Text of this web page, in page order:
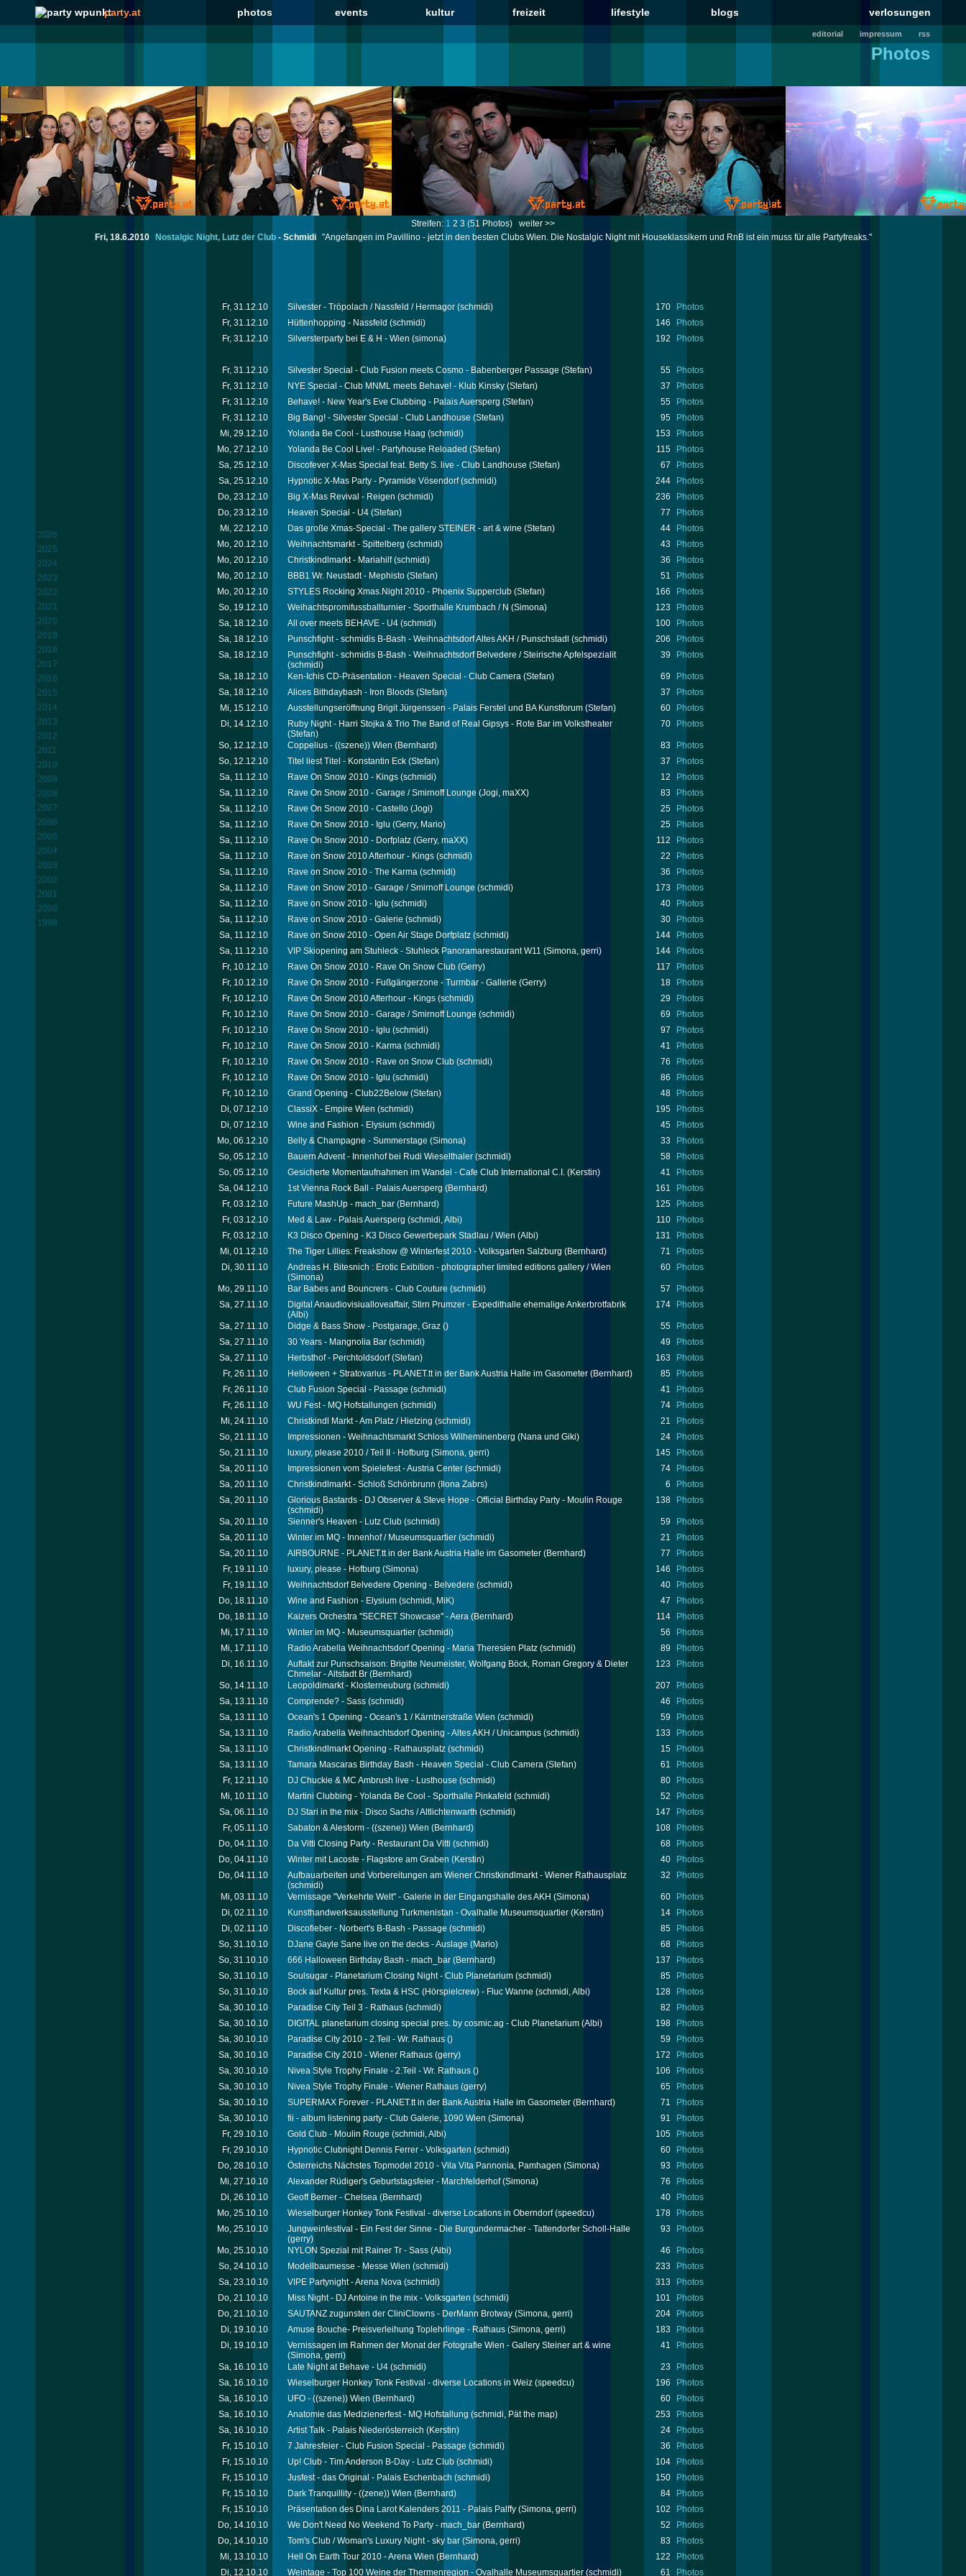
party.at photos events kultur freizeit lifestyle blogs verlosungen
editorial impressum rss
Photos
Streifen: 1 2 3 (51 Photos) weiter >>
Fri, 18.6.2010
Nostalgic Night, Lutz der Club - Schmidi "Angefangen im Pavillino - jetzt in den besten Clubs Wien. Die Nostalgic Night mit Houseklassikern und RnB ist ein muss für alle Partyfreaks."
2026
2025
2024
2023
2022
2021
2020
2019
2018
2017
2016
2015
2014
2013
2012
2011
2010
2009
2008
2007
2006
2005
2004
2003
2002
2001
2000
1998
Fr, 31.12.10 Silvester - Tröpolach / Nassfeld / Hermagor (schmidi) 170
Photos
Fr, 31.12.10
Hüttenhopping - Nassfeld (schmidi) 146
Photos
Fr, 31.12.10
Silversterparty bei E & H - Wien (simona) 192 Photos
Fr, 31.12.10 Silvester Special - Club Fusion meets Cosmo - Babenberger Passage (Stefan) 55
Photos
Fr, 31.12.10
NYE Special - Club MNML meets Behave! - Klub Kinsky (Stefan) 37
Photos
Fr, 31.12.10
Behave! - New Year's Eve Clubbing - Palais Auersperg (Stefan) 55
Photos
Fr, 31.12.10
Big Bang! - Silvester Special - Club Landhouse (Stefan) 95
Photos
Mi, 29.12.10
Yolanda Be Cool - Lusthouse Haag (schmidi) 153
Photos
Mo, 27.12.10
Yolanda Be Cool Live! - Partyhouse Reloaded (Stefan) 115
Photos
Sa, 25.12.10
Discofever X-Mas Special feat. Betty S. live - Club Landhouse (Stefan) 67
Photos
Sa, 25.12.10
Hypnotic X-Mas Party - Pyramide Vösendorf(schmidi) 244
Photos
Do, 23.12.10
Big X-Mas Revival - Reigen (schmidi) 236
Photos
Do, 23.12.10
Heaven Special - U4 (Stefan) 77
Photos
Mi, 22.12.10
Das große Xmas-Special - The gallery STEINER - art & wine (Stefan) 44
Photos
Mo, 20.12.10
Weihnachtsmarkt - Spittelberg (schmidi) 43
Photos
Mo, 20.12.10
Christkindlmarkt - Mariahilf(schmidi) 36
Photos
Mo, 20.12.10
BBB1 Wr. Neustadt - Mephisto (Stefan) 51
Photos
Mo, 20.12.10
STYLES Rocking Xmas.Night 2010 - Phoenix Supperclub (Stefan) 166
Photos
So, 19.12.10
Weihachtspromifussballturnier - Sporthalle Krumbach / N (Simona) 123
Photos
Sa, 18.12.10
All over meets BEHAVE - U4 (schmidi) 100
Photos
Sa, 18.12.10
Punschfight - schmidis B-Bash - Weihnachtsdorf Altes AKH / Punschstadl (schmidi) 206
Photos
Sa, 18.12.10
Punschfight - schmidis B-Bash - Weihnachtsdorf Belvedere / Steirische Apfelspezialit
(schmidi)
39 Photos
Sa, 18.12.10 Ken-Ichis CD-Präsentation - Heaven Special - Club Camera (Stefan) 69
Photos
Sa, 18.12.10
Alices Bithdaybash - Iron Bloods (Stefan) 37
Photos
Mi, 15.12.10
Ausstellungseröffnung Brigit Jürgenssen - Palais Ferstel und BA Kunstforum (Stefan) 60
Photos
Di, 14.12.10
Ruby Night - Harri Stojka & Trio The Band of Real Gipsys - Rote Bar im Volkstheater
(Stefan)
70 Photos
So, 12.12.10 Coppelius - ((szene)) Wien (Bernhard) 83
Photos
So, 12.12.10
Titel liest Titel - Konstantin Eck (Stefan) 37
Photos
Sa, 11.12.10
Rave On Snow 2010 - Kings (schmidi) 12
Photos
Sa, 11.12.10
Rave On Snow 2010 - Garage / Smirnoff Lounge (Jogi, maXX) 83
Photos
Sa, 11.12.10
Rave On Snow 2010 - Castello (Jogi) 25
Photos
Sa, 11.12.10
Rave On Snow 2010 - Iglu (Gerry, Mario) 25
Photos
Sa, 11.12.10
Rave On Snow 2010 - Dorfplatz (Gerry, maXX) 112
Photos
Sa, 11.12.10
Rave on Snow 2010 Afterhour - Kings (schmidi) 22
Photos
Sa, 11.12.10
Rave on Snow 2010 - The Karma (schmidi) 36
Photos
Sa, 11.12.10
Rave on Snow 2010 - Garage / Smirnoff Lounge (schmidi) 173
Photos
Sa, 11.12.10
Rave on Snow 2010 - Iglu (schmidi) 40
Photos
Sa, 11.12.10
Rave on Snow 2010 - Galerie (schmidi) 30
Photos
Sa, 11.12.10
Rave on Snow 2010 - Open Air Stage Dorfplatz (schmidi) 144
Photos
Sa, 11.12.10
VIP Skiopening am Stuhleck - Stuhleck Panoramarestaurant W11 (Simona, gerri) 144
Photos
Fr, 10.12.10
Rave On Snow 2010 - Rave On Snow Club (Gerry) 117
Photos
Fr, 10.12.10
Rave On Snow 2010 - Fußgängerzone - Turmbar - Gallerie (Gerry) 18
Photos
Fr, 10.12.10
Rave On Snow 2010 Afterhour - Kings (schmidi) 29
Photos
Fr, 10.12.10
Rave On Snow 2010 - Garage / Smirnoff Lounge (schmidi) 69
Photos
Fr, 10.12.10
Rave On Snow 2010 - Iglu (schmidi) 97
Photos
Fr, 10.12.10
Rave On Snow 2010 - Karma (schmidi) 41
Photos
Fr, 10.12.10
Rave On Snow 2010 - Rave on Snow Club (schmidi) 76
Photos
Fr, 10.12.10
Rave On Snow 2010 - Iglu (schmidi) 86
Photos
Fr, 10.12.10
Grand Opening - Club22Below (Stefan) 48
Photos
Di, 07.12.10
ClassiX - Empire Wien (schmidi) 195
Photos
Di, 07.12.10
Wine and Fashion - Elysium (schmidi) 45
Photos
Mo, 06.12.10
Belly & Champagne - Summerstage (Simona) 33
Photos
So, 05.12.10
Bauern Advent - Innenhof bei Rudi Wieselthaler (schmidi) 58
Photos
So, 05.12.10
Gesicherte Momentaufnahmen im Wandel - Cafe Club International C.I. (Kerstin) 41
Photos
Sa, 04.12.10
1st Vienna Rock Ball - Palais Auersperg (Bernhard) 161
Photos
Fr, 03.12.10
Future MashUp - mach_bar (Bernhard) 125
Photos
Fr, 03.12.10
Med & Law - Palais Auersperg (schmidi, Albi) 110
Photos
Fr, 03.12.10
K3 Disco Opening - K3 Disco Gewerbepark Stadlau / Wien (Albi) 131
Photos
Mi, 01.12.10
The Tiger Lillies: Freakshow @ Winterfest 2010 - Volksgarten Salzburg (Bernhard) 71
Photos
Di, 30.11.10
Andreas H. Bitesnich : Erotic Exibition - photographer limited editions gallery / Wien
(Simona)
60 Photos
Mo, 29.11.10 Bar Babes and Bouncrers - Club Couture (schmidi) 57
Photos
Sa, 27.11.10
Digital Anaudiovisiualloveaffair, Stirn Prumzer - Expedithalle ehemalige Ankerbrotfabrik
(Albi)
174 Photos
Sa, 27.11.10 Didge & Bass Show - Postgarage, Graz () 55
Photos
Sa, 27.11.10
30 Years - Mangnolia Bar (schmidi) 49
Photos
Sa, 27.11.10
Herbsthof - Perchtoldsdorf(Stefan) 163
Photos
Fr, 26.11.10
Helloween + Stratovarius - PLANET.tt in der Bank Austria Halle im Gasometer (Bernhard) 85
Photos
Fr, 26.11.10
Club Fusion Special - Passage (schmidi) 41
Photos
Fr, 26.11.10
WU Fest - MQ Hofstallungen (schmidi) 74
Photos
Mi, 24.11.10
Christkindl Markt - Am Platz / Hietzing (schmidi) 21
Photos
So, 21.11.10
Impressionen - Weihnachtsmarkt Schloss Wilheminenberg (Nana und Giki) 24
Photos
So, 21.11.10
luxury, please 2010 / Teil II - Hofburg (Simona, gerri) 145
Photos
Sa, 20.11.10
Impressionen vom Spielefest - Austria Center (schmidi) 74
Photos
Sa, 20.11.10
Christkindlmarkt - Schloß Schönbrunn (Ilona Zabrs) 6
Photos
Sa, 20.11.10
Glorious Bastards - DJ Observer & Steve Hope - Official Birthday Party - Moulin Rouge
(schmidi)
138 Photos
Sa, 20.11.10 Sienner's Heaven - Lutz Club (schmidi) 59
Photos
Sa, 20.11.10
Winter im MQ - Innenhof / Museumsquartier (schmidi) 21
Photos
Sa, 20.11.10
AIRBOURNE - PLANET.tt in der Bank Austria Halle im Gasometer (Bernhard) 77
Photos
Fr, 19.11.10
luxury, please - Hofburg (Simona) 146
Photos
Fr, 19.11.10
Weihnachtsdorf Belvedere Opening - Belvedere (schmidi) 40
Photos
Do, 18.11.10
Wine and Fashion - Elysium (schmidi, MiK) 47
Photos
Do, 18.11.10
Kaizers Orchestra ''SECRET Showcase'' - Aera (Bernhard) 114
Photos
Mi, 17.11.10
Winter im MQ - Museumsquartier (schmidi) 56
Photos
Mi, 17.11.10
Radio Arabella Weihnachtsdorf Opening - Maria Theresien Platz (schmidi) 89
Photos
Di, 16.11.10
Auftakt zur Punschsaison: Brigitte Neumeister, Wolfgang Böck, Roman Gregory & Dieter
Chmelar - Altstadt Br (Bernhard)
123 Photos
So, 14.11.10 Leopoldimarkt - Klosterneuburg (schmidi) 207
Photos
Sa, 13.11.10
Comprende? - Sass (schmidi) 46
Photos
Sa, 13.11.10
Ocean's 1 Opening - Ocean's 1 / Kärntnerstraße Wien (schmidi) 59
Photos
Sa, 13.11.10
Radio Arabella Weihnachtsdorf Opening - Altes AKH / Unicampus (schmidi) 133
Photos
Sa, 13.11.10
Christkindlmarkt Opening - Rathausplatz (schmidi) 15
Photos
Sa, 13.11.10
Tamara Mascaras Birthday Bash - Heaven Special - Club Camera (Stefan) 61
Photos
Fr, 12.11.10
DJ Chuckie & MC Ambrush live - Lusthouse (schmidi) 80
Photos
Mi, 10.11.10
Martini Clubbing - Yolanda Be Cool - Sporthalle Pinkafeld (schmidi) 52
Photos
Sa, 06.11.10
DJ Stari in the mix - Disco Sachs / Altlichtenwarth (schmidi) 147
Photos
Fr, 05.11.10
Sabaton & Alestorm - ((szene)) Wien (Bernhard) 108
Photos
Do, 04.11.10
Da Vitti Closing Party - Restaurant Da Vitti (schmidi) 68
Photos
Do, 04.11.10
Winter mit Lacoste - Flagstore am Graben (Kerstin) 40
Photos
Do, 04.11.10
Aufbauarbeiten und Vorbereitungen am Wiener Christkindlmarkt - Wiener Rathausplatz
(schmidi)
32 Photos
Mi, 03.11.10 Vernissage "Verkehrte Welt" - Galerie in der Eingangshalle des AKH (Simona) 60
Photos
Di, 02.11.10
Kunsthandwerksausstellung Turkmenistan - Ovalhalle Museumsquartier (Kerstin) 14
Photos
Di, 02.11.10
Discofieber - Norbert's B-Bash - Passage (schmidi) 85
Photos
So, 31.10.10
DJane Gayle Sane live on the decks - Auslage (Mario) 68
Photos
So, 31.10.10
666 Halloween Birthday Bash - mach_bar (Bernhard) 137
Photos
So, 31.10.10
Soulsugar - Planetarium Closing Night - Club Planetarium (schmidi) 85
Photos
So, 31.10.10
Bock auf Kultur pres. Texta & HSC (Hörspielcrew) - Fluc Wanne (schmidi, Albi) 128
Photos
Sa, 30.10.10
Paradise City Teil 3 - Rathaus (schmidi) 82
Photos
Sa, 30.10.10
DIGITAL planetarium closing special pres. by cosmic.ag - Club Planetarium (Albi) 198
Photos
Sa, 30.10.10
Paradise City 2010 - 2.Teil - Wr. Rathaus () 59
Photos
Sa, 30.10.10
Paradise City 2010 - Wiener Rathaus (gerry) 172
Photos
Sa, 30.10.10
Nivea Style Trophy Finale - 2.Teil - Wr. Rathaus () 106
Photos
Sa, 30.10.10
Nivea Style Trophy Finale - Wiener Rathaus (gerry) 65
Photos
Sa, 30.10.10
SUPERMAX Forever - PLANET.tt in der Bank Austria Halle im Gasometer (Bernhard) 71
Photos
Sa, 30.10.10
fii - album listening party - Club Galerie, 1090 Wien (Simona) 91
Photos
Fr, 29.10.10
Gold Club - Moulin Rouge (schmidi, Albi) 105
Photos
Fr, 29.10.10
Hypnotic Clubnight Dennis Ferrer - Volksgarten (schmidi) 60
Photos
Do, 28.10.10
Österreichs Nächstes Topmodel 2010 - Vila Vita Pannonia, Pamhagen (Simona) 93
Photos
Mi, 27.10.10
Alexander Rüdiger's Geburtstagsfeier - Marchfelderhof(Simona) 76
Photos
Di, 26.10.10
Geoff Berner - Chelsea (Bernhard) 40
Photos
Mo, 25.10.10
Wieselburger Honkey Tonk Festival - diverse Locations in Oberndorf(speedcu) 178
Photos
Mo, 25.10.10
Jungweinfestival - Ein Fest der Sinne - Die Burgundermacher - Tattendorfer Scholl-Halle
(gerry)
93 Photos
Mo, 25.10.10 NYLON Spezial mit Rainer Tr - Sass (Albi) 46
Photos
So, 24.10.10
Modellbaumesse - Messe Wien (schmidi) 233
Photos
Sa, 23.10.10
VIPE Partynight - Arena Nova (schmidi) 313
Photos
Do, 21.10.10
Miss Night - DJ Antoine in the mix - Volksgarten (schmidi) 101
Photos
Do, 21.10.10
SAUTANZ zugunsten der CliniClowns - DerMann Brotway (Simona, gerri) 204
Photos
Di, 19.10.10
Amuse Bouche- Preisverleihung Toplehrlinge - Rathaus (Simona, gerri) 183
Photos
Di, 19.10.10
Vernissagen im Rahmen der Monat der Fotografie Wien - Gallery Steiner art & wine
(Simona, gerri)
41 Photos
Sa, 16.10.10 Late Night at Behave - U4 (schmidi) 23
Photos
Sa, 16.10.10
Wieselburger Honkey Tonk Festival - diverse Locations in Weiz (speedcu) 196
Photos
Sa, 16.10.10
UFO - ((szene)) Wien (Bernhard) 60
Photos
Sa, 16.10.10
Anatomie das Medizienerfest - MQ Hofstallung (schmidi, Pät the map) 253
Photos
Sa, 16.10.10
Artist Talk - Palais Niederösterreich (Kerstin) 24
Photos
Fr, 15.10.10
7 Jahresfeier - Club Fusion Special - Passage (schmidi) 36
Photos
Fr, 15.10.10
Up! Club - Tim Anderson B-Day - Lutz Club (schmidi) 104
Photos
Fr, 15.10.10
Jusfest - das Original - Palais Eschenbach (schmidi) 150
Photos
Fr, 15.10.10
Dark Tranquillity - ((zene)) Wien (Bernhard) 84
Photos
Fr, 15.10.10
Präsentation des Dina Larot Kalenders 2011 - Palais Palffy (Simona, gerri) 102
Photos
Do, 14.10.10
We Don't Need No Weekend To Party - mach_bar (Bernhard) 52
Photos
Do, 14.10.10
Tom's Club / Woman's Luxury Night - sky bar (Simona, gerri) 83
Photos
Mi, 13.10.10
Hell On Earth Tour 2010 - Arena Wien (Bernhard) 122
Photos
Di, 12.10.10
Weintage - Top 100 Weine der Thermenregion - Ovalhalle Museumsquartier (schmidi) 61 Photos